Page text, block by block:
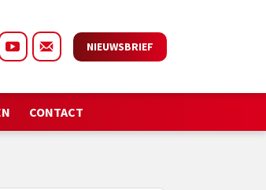
NIEUWSBRIEF
CONTACT